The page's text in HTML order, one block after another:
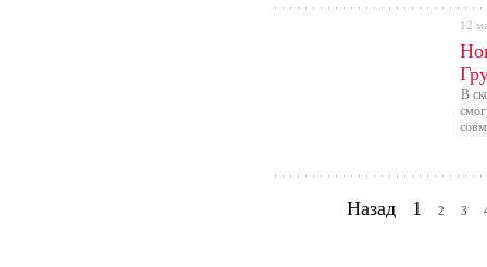
В
12
Назад 1 2 3